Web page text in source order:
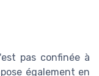
pas confinée à
également en